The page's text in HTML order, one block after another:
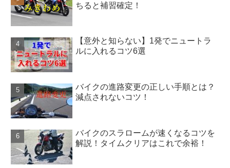
ちると補習確定！
【意外と知らない】1発でニュートラ
ルに入れるコツ6選
バイクの進路変更の正しい手順とは？
減点されないコツ！
バイクのスラロームが速くなるコツを
解説！タイムクリアはこれで余裕！